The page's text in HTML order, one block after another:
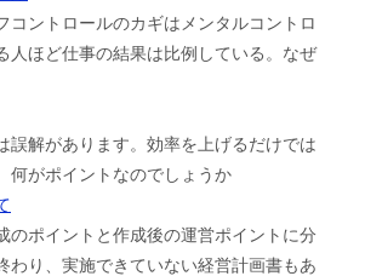
コントロールのカギはメンタルコントロ
人ほど仕事の結果は比例している。なぜ
誤解があります。効率を上げるだけでは
何がポイントなのでしょうか
のポイントと作成後の運営ポイントに分
わり、実施できていない経営計画書もあ